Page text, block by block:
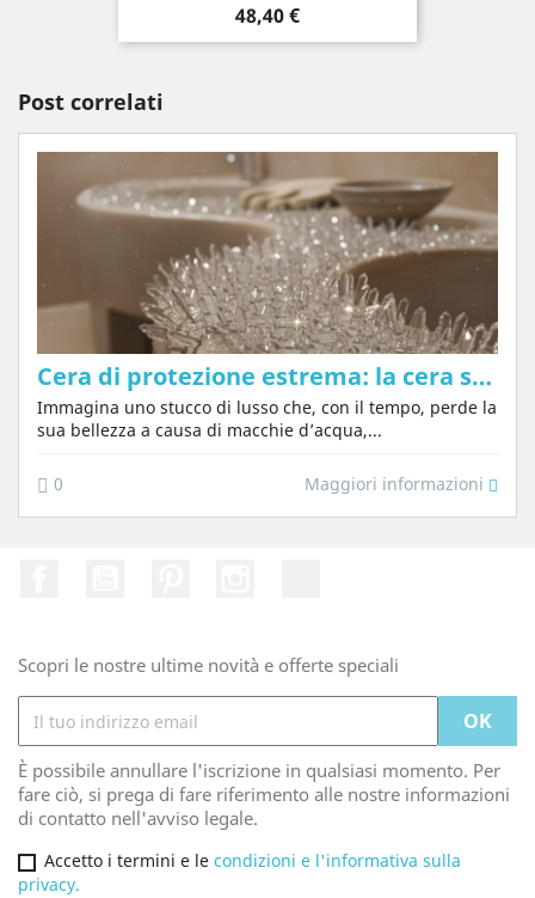
Prezzo
48,40 €
Post correlati
Cera di protezione estrema: la cera speciale per Tadelakt e stucchi di lusso
Immagina uno stucco di lusso che, con il tempo, perde la
sua bellezza a causa di macchie d’acqua,...
0 Maggiori informazioni
Scopri le nostre ultime novità e offerte speciali
È possibile annullare l'iscrizione in qualsiasi momento. Per
fare ciò, si prega di fare riferimento alle nostre informazioni
di contatto nell'avviso legale.
Accetto i termini e le condizioni e l'informativa sulla
privacy.